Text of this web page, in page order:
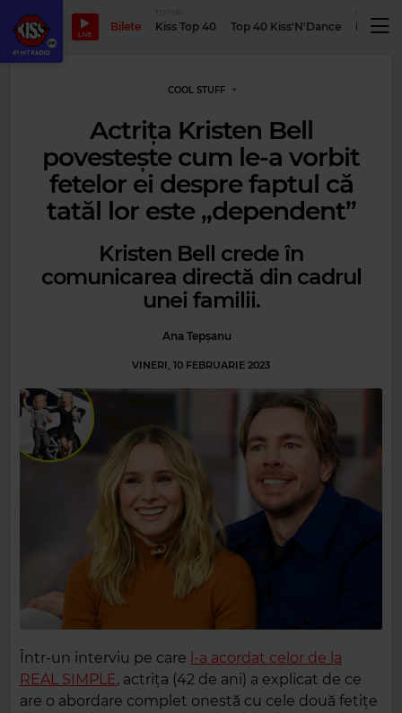
LIVE
Bilete Kiss Top 40 Top 40 Kiss'N'Dance
COOL STUFF
Actrița Kristen Bell
povestește cum le-a vorbit
fetelor ei despre faptul că
tatăl lor este „dependent”
Kristen Bell crede în
comunicarea directă din cadrul
unei familii.
Ana Tepșanu
VINERI, 10 FEBRUARIE 2023
Într-un interviu pe care l-a acordat celor de la
REAL SIMPLE, actrița (42 de ani) a explicat de ce
are o abordare complet onestă cu cele două fetițe